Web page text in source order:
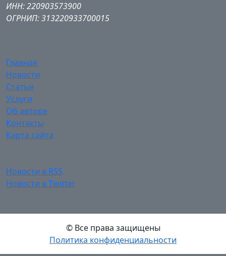
ИНН: 220903573900
ОГРНИП: 313220933700015
Главная
Новости
Статьи
Услуги
Об авторе
Контакты
Карта сайта
Новости в RSS
Новости в Twitter
© Все права защищены
Политика конфиденциальности